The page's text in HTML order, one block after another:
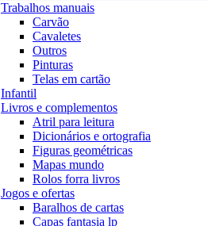
Trabalhos manuais
Carvão
Cavaletes
Outros
Pinturas
Telas em cartão
Infantil
Livros e complementos
Atril para leitura
Dicionários e ortografia
Figuras geométricas
Mapas mundo
Rolos forra livros
Jogos e ofertas
Baralhos de cartas
Capas fantasia lp